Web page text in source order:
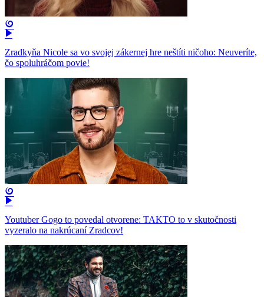
Zradkyňa Nicole sa vo svojej zákernej hre neštíti ničoho: Neuveríte,
čo spoluhráčom povie!
Youtuber Gogo to povedal otvorene: TAKTO to v skutočnosti
vyzeralo na nakrúcaní Zradcov!